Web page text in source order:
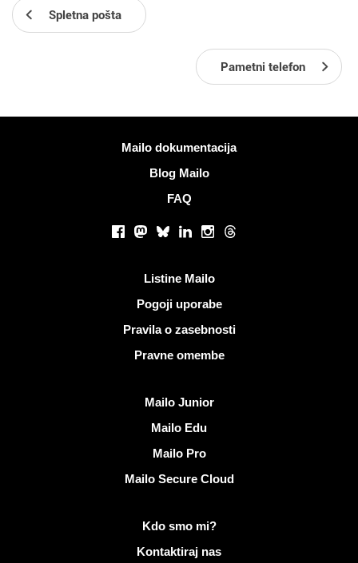
Spletna pošta
Pametni telefon
Mailo dokumentacija
Blog Mailo
FAQ
Facebook
Mastodon
BlueskyLinkedInInstagram
Threads
Listine Mailo
Pogoji uporabe
Pravila o zasebnosti
Pravne omembe
Mailo Junior
Mailo Edu
Mailo Pro
Mailo Secure Cloud
Kdo smo mi?
Kontaktiraj nas